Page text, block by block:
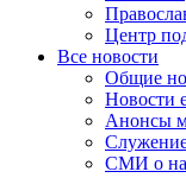
Центр
Все новости
Общие
Новости
Анонсы
Служение
СМИ о